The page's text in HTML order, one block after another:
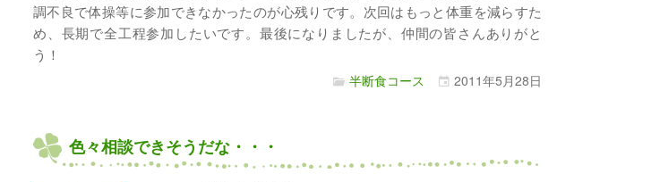
調不良で体操等に参加できなかったのが心残りです。次回はもっと体重を減らすた
め、長期で全工程参加したいです。最後になりましたが、仲間の皆さんありがと
う！
半断食コース 2011年5月28日
色々相談できそうだな・・・